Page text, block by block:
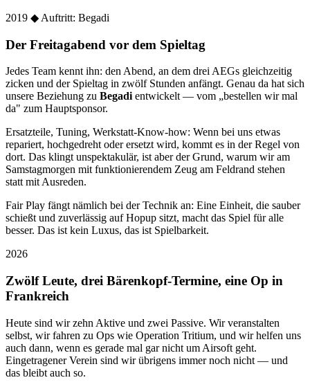
2019 ◆ Auftritt: Begadi
Der Freitagabend vor dem Spieltag
Jedes Team kennt ihn: den Abend, an dem drei AEGs gleichzeitig
zicken und der Spieltag in zwölf Stunden anfängt. Genau da hat sich
unsere Beziehung zu Begadientwickelt — vom „bestellen wir mal
da" zum Hauptsponsor.
Ersatzteile, Tuning, Werkstatt-Know-how: Wenn bei uns etwas
repariert, hochgedreht oder ersetzt wird, kommt es in der Regel von
dort. Das klingt unspektakulär, ist aber der Grund, warum wir am
Samstagmorgen mit funktionierendem Zeug am Feldrand stehen
statt mit Ausreden.
Fair Play fängt nämlich bei der Technik an: Eine Einheit, die sauber
schießt und zuverlässig auf Hopup sitzt, macht das Spiel für alle
besser. Das ist kein Luxus, das ist Spielbarkeit.
2026
Zwölf Leute, drei Bärenkopf-Termine, eine Op in
Frankreich
Heute sind wir zehn Aktive und zwei Passive. Wir veranstalten
selbst, wir fahren zu Ops wie Operation Tritium, und wir helfen uns
auch dann, wenn es gerade mal gar nicht um Airsoft geht.
Eingetragener Verein sind wir übrigens immer noch nicht — und
das bleibt auch so.